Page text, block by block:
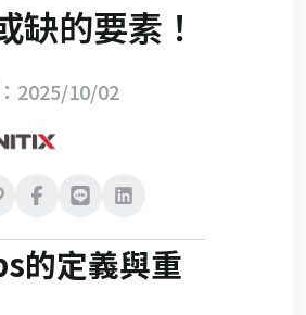
缺的要素！
2025/10/02
的定義與重